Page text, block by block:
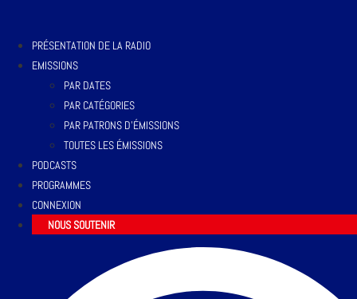
PRÉSENTATION DE LA RADIO
EMISSIONS
PAR DATES
PAR CATÉGORIES
PAR PATRONS D’ÉMISSIONS
TOUTES LES ÉMISSIONS
PODCASTS
PROGRAMMES
CONNEXION
NOUS SOUTENIR